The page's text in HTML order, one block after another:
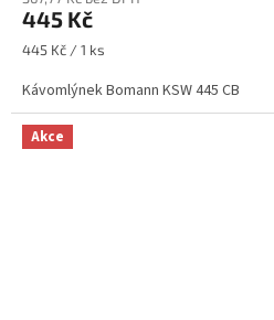
445 Kč
Měrná
445 Kč / 1 ks
Kávomlýnek Bomann KSW 445 CB
Akce